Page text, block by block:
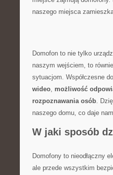
naszego miejsca
Domofon to ​nie tylko
naszym wejściem, to
sytuacjom. Współczesne
‍wideo, możliwość
rozpoznawania osób.
naszego domu, ​co daje
W jaki sposób
Domofony to nieodłączny
ale przede wszystkim⁣